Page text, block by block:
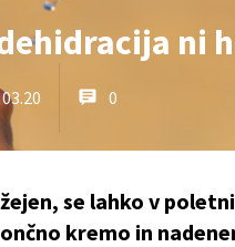
ni
0
se lahko v
kremo in